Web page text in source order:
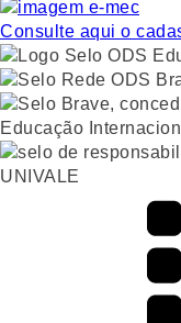
Consulte aqui o
UNIVALE